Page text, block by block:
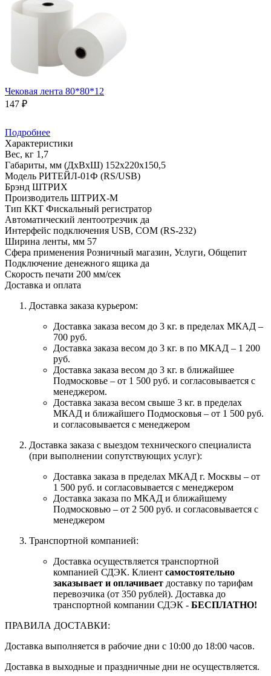
Чековая лента 80*80*12
147 ₽
Подробнее
Характеристики
Вес, кг 1,7
Габариты, мм (ДхВхШ) 152х220х150,5
Модель РИТЕЙЛ-01Ф (RS/USB)
Брэнд ШТРИХ
Производитель ШТРИХ-М
Тип ККТ Фискальный регистратор
Автоматический лентоотрезчик да
Интерфейс подключения USB, COM (RS-232)
Ширина ленты, мм 57
Сфера применения Розничный магазин, Услуги, Общепит
Подключение денежного ящика да
Скорость печати 200 мм/сек
Доставка и оплата
Доставка заказа курьером:
Доставка заказа весом до 3 кг. в пределах МКАД –
700 руб.
Доставка заказа весом до 3 кг. в по МКАД – 1 200
руб.
Доставка заказа весом до 3 кг. в ближайшее
Подмосковье – от 1 500 руб. и согласовывается с
менеджером.
Доставка заказа весом свыше 3 кг. в пределах
МКАД и ближайшего Подмосковья – от 1 500 руб.
и согласовывается с менеджером
Доставка заказа с выездом технического специалиста
(при выполнении сопутствующих услуг):
Доставка заказа в пределах МКАД г. Москвы – от
1 500 руб. и согласовывается с менеджером
Доставка заказа по МКАД и ближайшему
Подмосковью – от 2 500 руб. и согласовывается с
менеджером
Транспортной компанией:
Доставка осуществляется транспортной
компанией СДЭК. Клиент самостоятельно
заказывает и оплачивает доставку по тарифам
перевозчика (от 350 рублей). Доставка до
транспортной компании СДЭК - БЕСПЛАТНО!
ПРАВИЛА ДОСТАВКИ:
Доставка выполняется в рабочие дни с 10:00 до 18:00 часов.
Доставка в выходные и праздничные дни не осуществляется.